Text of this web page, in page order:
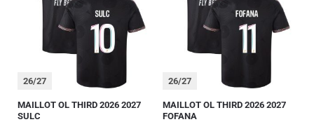
26/27
MAILLOT OL THIRD 2026 2027
SULC
26/27
MAILLOT OL THIRD 2026 2027
FOFANA